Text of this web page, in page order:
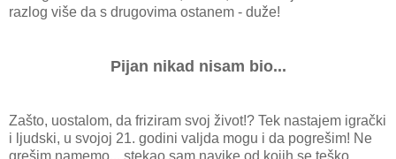
razlog više da s drugovima ostanem - duže!
Pijan nikad nisam bio...
Zašto, uostalom, da friziram svoj život!? Tek nastajem igrački
i ljudski, u svojoj 21. godini valjda mogu i da pogrešim! Ne